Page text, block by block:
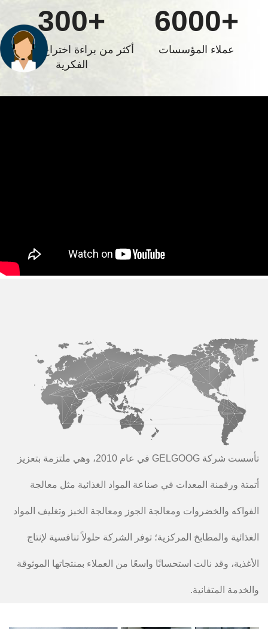
+300
أكثر من براءة اختراع للملكية
الفكرية
+6000
عملاء المؤسسات
تأسست شركة GELGOOG في عام 2010، وهي ملتزمة بتعزيز
أتمتة ورقمنة المعدات في صناعة المواد الغذائية مثل معالجة
الفواكه والخضروات ومعالجة الجوز ومعالجة الخبز وتغليف المواد
الغذائية والمطابخ المركزية؛ توفر الشركة حلولاً تنافسية لإنتاج
الأغذية، وقد نالت استحسانًا واسعًا من العملاء بمنتجاتها الموثوقة
والخدمة المتفانية.